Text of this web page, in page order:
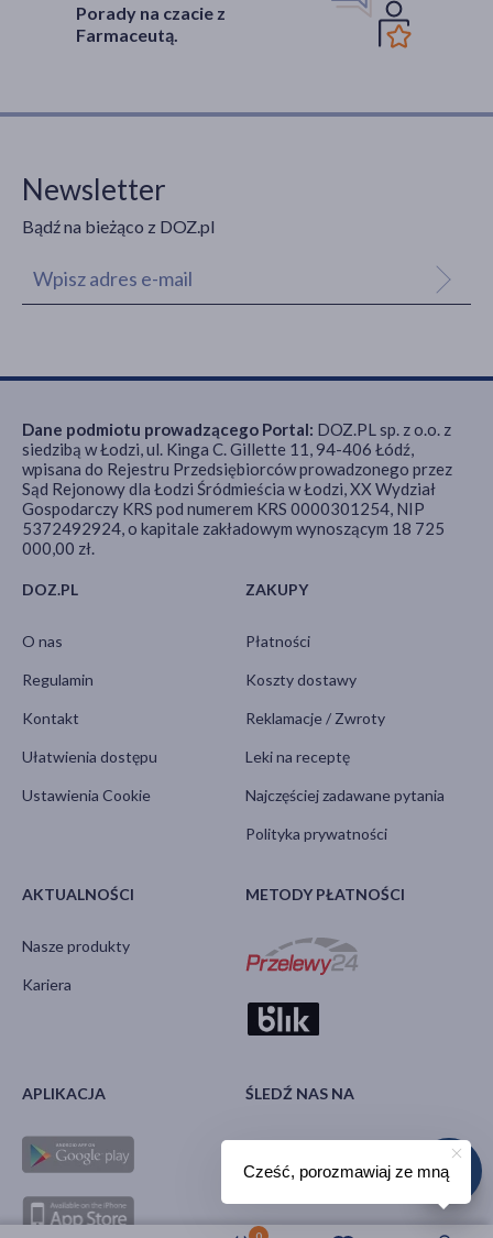
Porady na czacie z
Farmaceutą.
Newsletter
Bądź na bieżąco z DOZ.pl
DOZ.PL
O nas
Regulamin
Kontakt
Ułatwienia dostępu
Ustawienia Cookie
ZAKUPY
Płatności
Koszty dostawy
Reklamacje / Zwroty
Leki na receptę
Najczęściej zadawane pytania
Polityka prywatności
AKTUALNOŚCI
Nasze produkty
Kariera
METODY PŁATNOŚCI
APLIKACJA ŚLEDŹ NAS NA
Dane podmiotu prowadzącego Portal: DOZ.PL sp. z o.o. z
siedzibą w Łodzi, ul. Kinga C. Gillette 11, 94-406 Łódź,
wpisana do Rejestru Przedsiębiorców prowadzonego przez
Sąd Rejonowy dla Łodzi Śródmieścia w Łodzi, XX Wydział
Gospodarczy KRS pod numerem KRS 0000301254, NIP
5372492924, o kapitale zakładowym wynoszącym 18 725
000,00 zł.
Cześć, porozmawiaj ze mną